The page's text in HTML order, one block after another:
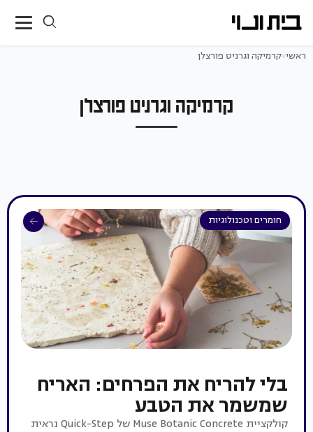
ראשי>קרמיקה וגרניט פורצלן
קרמיקה וגרניט פורצלן
חומרים וטכנולוגיות
בלי להריח את הפרחים: האריח
שמשמר את הטבע
קולקציית Muse Botanic Concrete של Quick-Step נראית